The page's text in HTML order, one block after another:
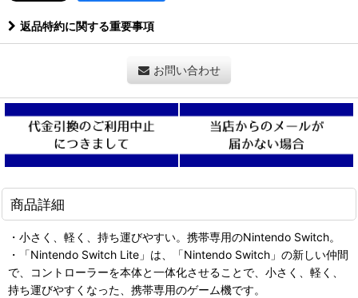
返品特約に関する重要事項
お問い合わせ
商品詳細
・小さく、軽く、持ち運びやすい。携帯専用のNintendo Switch。
・「Nintendo Switch Lite」は、「Nintendo Switch」の新しい仲間
で、コントローラーを本体と一体化させることで、小さく、軽く、
持ち運びやすくなった、携帯専用のゲーム機です。